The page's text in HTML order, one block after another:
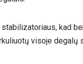
kad
visoje degalų